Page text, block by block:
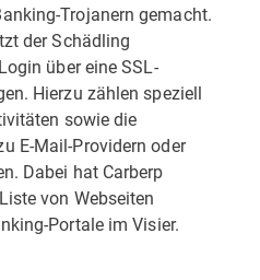
Trojanern gemacht.
der Schädling
über eine SSL-
Hierzu zählen speziell
sowie die
E-Mail-Providern oder
Dabei hat Carberp
von Webseiten
Portale im Visier.